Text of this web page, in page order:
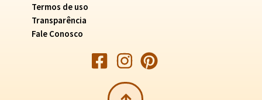
Termos de uso
Transparência
Fale Conosco